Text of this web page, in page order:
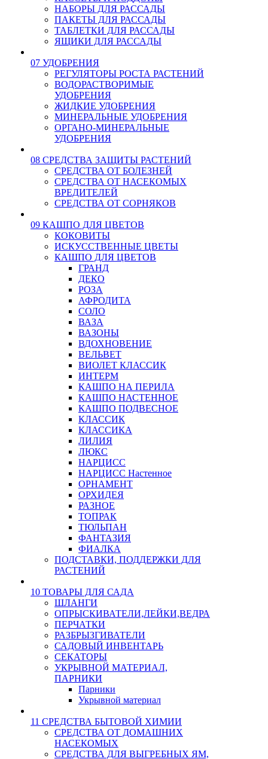
НАБОРЫ ДЛЯ РАССАДЫ
ПАКЕТЫ ДЛЯ РАССАДЫ
ТАБЛЕТКИ ДЛЯ РАССАДЫ
ЯЩИКИ ДЛЯ РАССАДЫ
07 УДОБРЕНИЯ
РЕГУЛЯТОРЫ РОСТА РАСТЕНИЙ
ВОДОРАСТВОРИМЫЕ
УДОБРЕНИЯ
ЖИДКИЕ УДОБРЕНИЯ
МИНЕРАЛЬНЫЕ УДОБРЕНИЯ
ОРГАНО-МИНЕРАЛЬНЫЕ
УДОБРЕНИЯ
08 СРЕДСТВА ЗАЩИТЫ РАСТЕНИЙ
СРЕДСТВА ОТ БОЛЕЗНЕЙ
СРЕДСТВА ОТ НАСЕКОМЫХ
ВРЕДИТЕЛЕЙ
СРЕДСТВА ОТ СОРНЯКОВ
09 КАШПО ДЛЯ ЦВЕТОВ
КОКОВИТЫ
ИСКУССТВЕННЫЕ ЦВЕТЫ
КАШПО ДЛЯ ЦВЕТОВ
ГРАНД
ДЕКО
РОЗА
АФРОДИТА
СОЛО
ВАЗА
ВАЗОНЫ
ВДОХНОВЕНИЕ
ВЕЛЬВЕТ
ВИОЛЕТ КЛАССИК
ИНТЕРМ
КАШПО НА ПЕРИЛА
КАШПО НАСТЕННОЕ
КАШПО ПОДВЕСНОЕ
КЛАССИК
КЛАССИКА
ЛИЛИЯ
ЛЮКС
НАРЦИСС
НАРЦИСС Настенное
ОРНАМЕНТ
ОРХИДЕЯ
РАЗНОЕ
ТОПРАК
ТЮЛЬПАН
ФАНТАЗИЯ
ФИАЛКА
ПОДСТАВКИ, ПОДДЕРЖКИ ДЛЯ
РАСТЕНИЙ
10 ТОВАРЫ ДЛЯ САДА
ШЛАНГИ
ОПРЫСКИВАТЕЛИ,ЛЕЙКИ,ВЕДРА
ПЕРЧАТКИ
РАЗБРЫЗГИВАТЕЛИ
САДОВЫЙ ИНВЕНТАРЬ
СЕКАТОРЫ
УКРЫВНОЙ МАТЕРИАЛ,
ПАРНИКИ
Парники
Укрывной материал
11 СРЕДСТВА БЫТОВОЙ ХИМИИ
СРЕДСТВА ОТ ДОМАШНИХ
НАСЕКОМЫХ
СРЕДСТВА ДЛЯ ВЫГРЕБНЫХ ЯМ,